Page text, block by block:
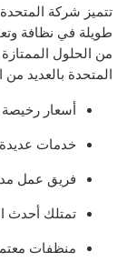
تتميز شركة المتحدة
طويلة في نظافة
من الحلول
المتحدة بالعديد
أسعار رخيصة
خدمات عديدة
فريق عمل
تمتلك أحدث
منظفات